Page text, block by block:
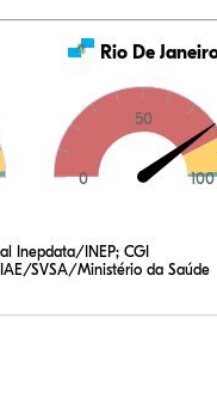
Rio De
0
50
100
Inepdata/INEP; CGI
SVSA/Ministério da Saúde